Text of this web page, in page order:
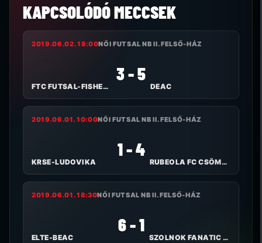
KAPCSOLÓDÓ MECCSEK
2019.06.02. 18:00NŐI FUTSAL NB II. FELSŐ-HÁZ
FTC FUTSAL-FISHER KLÍMA
3 - 5
DEAC
2019.06.01. 10:00NŐI FUTSAL NB II. FELSŐ-HÁZ
KRSE-LUDOVIKA
1 - 4
RUBEOLA FC CSÖMÖR
2019.06.01. 18:30NŐI FUTSAL NB II. FELSŐ-HÁZ
ELTE-BEAC
6 - 1
SZOLNOK FANATIC SE